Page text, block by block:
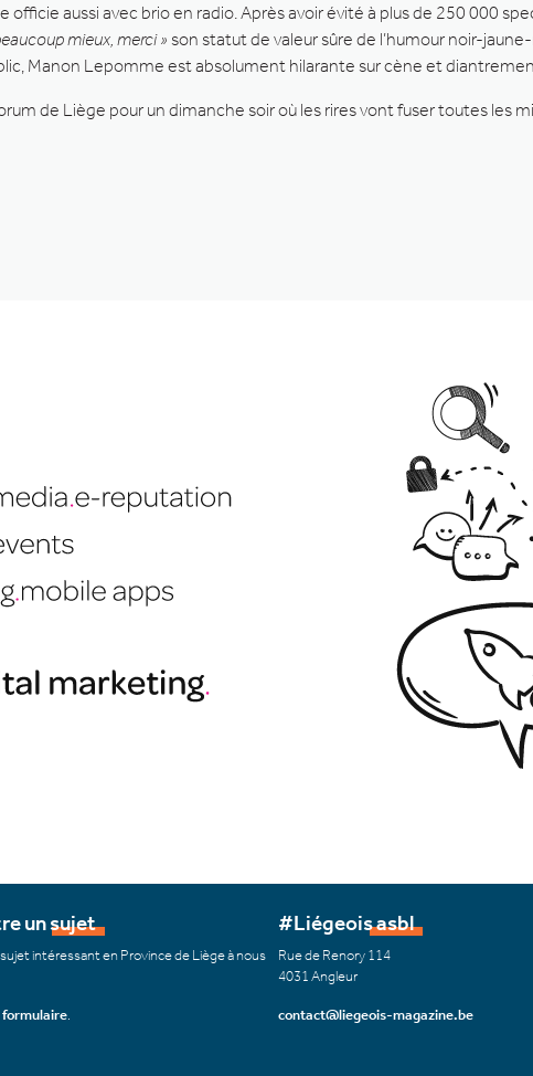
aussi avec brio en radio. Après avoir évité à plus de 250 000
mieux, merci » son statut de valeur sûre de l’humour noir-
Manon Lepomme est absolument hilarante sur cène et
de Liège pour un dimanche soir où les rires vont fuser toutes les
un sujet
intéressant en Province de Liège à nous
formulaire
#Liégeois asbl
Rue de Renory 114
4031 Angleur
contact@liegeois-magazine.be